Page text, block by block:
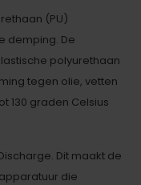
(PU)
demping. De
polyurethaan
tegen olie, vetten
130 graden Celsius
Dit maakt de
die